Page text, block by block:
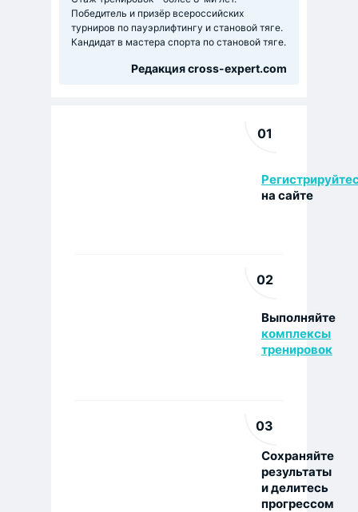
Победитель и призёр всероссийских
турниров по пауэрлифтингу и становой тяге.
Кандидат в мастера спорта по становой тяге.
Редакция cross-expert.com
на сайте
01
Выполняйте
комплексы
тренировок
02
Сохраняйте
результаты
и делитесь
прогрессом
03